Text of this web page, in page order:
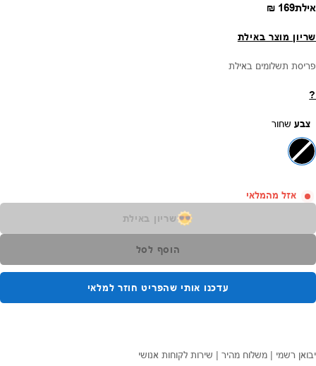
אילתמחיר רגיל
169 ₪
שריון מוצר באילת
פריסת תשלומים באילת
?
צבע שחור
אזל מהמלאי
שריון באילת
הוסף לסל
עדכנו אותי שהפריט חוזר למלאי
יבואן רשמי | משלוח מהיר | שירות לקוחות אנושי